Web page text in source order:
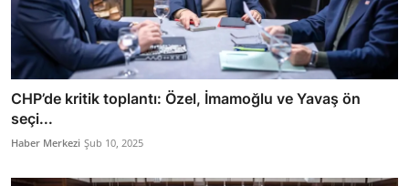
CHP’de kritik toplantı: Özel, İmamoğlu ve Yavaş ön
seçi...
Haber Merkezi Şub 10, 2025